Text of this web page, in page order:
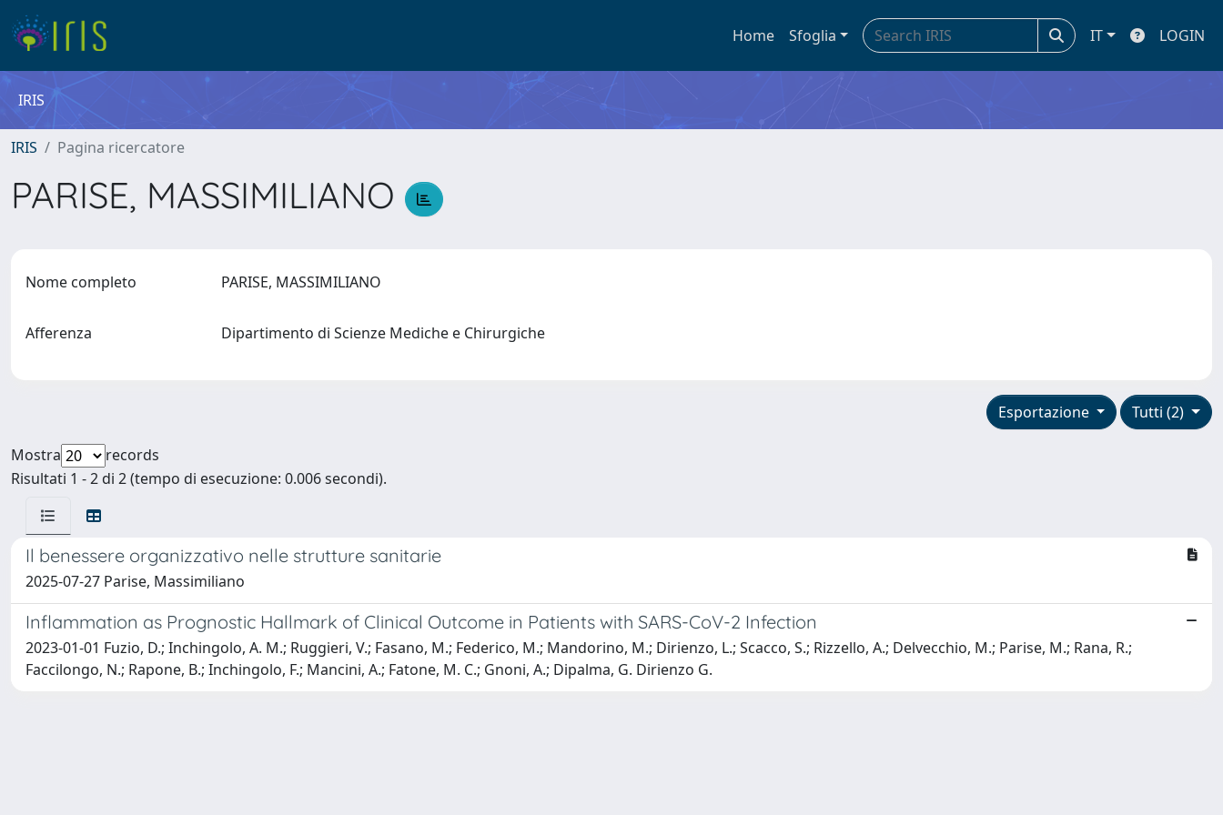
Home Sfoglia IT LOGIN
IRIS
IRIS Pagina ricercatore
PARISE, MASSIMILIANO
Nome completo PARISE, MASSIMILIANO
Afferenza Dipartimento di Scienze Mediche e Chirurgiche
Tutti (2)
Esportazione
Mostra
records
Risultati 1 - 2 di 2 (tempo di esecuzione: 0.006 secondi).
Il benessere organizzativo nelle strutture sanitarie
2025-07-27 Parise, Massimiliano
Inflammation as Prognostic Hallmark of Clinical Outcome in Patients with SARS-CoV-2 Infection
2023-01-01 Fuzio, D.; Inchingolo, A. M.; Ruggieri, V.; Fasano, M.; Federico, M.; Mandorino, M.; Dirienzo, L.; Scacco, S.; Rizzello, A.; Delvecchio, M.; Parise, M.; Rana, R.;
Faccilongo, N.; Rapone, B.; Inchingolo, F.; Mancini, A.; Fatone, M. C.; Gnoni, A.; Dipalma, G. Dirienzo G.